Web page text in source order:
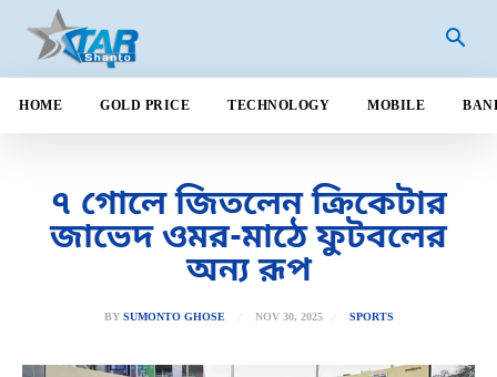
HOME GOLD PRICE TECHNOLOGY MOBILE
৭ গোলে জিতলেন ক্রিকেটার
জাভেদ ওমর-মাঠে ফুটবলের
অন্য রূপ
BY SUMONTO GHOSE NOV 30, 2025 SPORTS